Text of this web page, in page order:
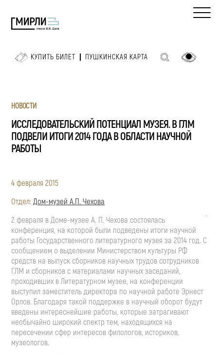
КУПИТЬ БИЛЕТ ПУШКИНСКАЯ КАРТА
НОВОСТИ
ИССЛЕДОВАТЕЛЬСКИЙ ПОТЕНЦИАЛ МУЗЕЯ. В ГЛМ
ПОДВЕЛИ ИТОГИ 2014 ГОДА В ОБЛАСТИ НАУЧНОЙ
РАБОТЫ
4 февраля 2015
Отдел:Дом-музей А.П. Чехова
2 февраля в Доме-музее А. П. Чехова состоялась
конференция, на которой были подведены итоги научной
работы Государственного литературного музея за 2014 год. С
сообщением о выделении Министерством культуры РФ
средств на выпуск сборников научных трудов сотрудников
ГЛМ и сборников с материалами научных заседаний,
проходивших в Литературном музее, на конференции
выступил заместитель директора по научной работе Эрнест
Орлов. Благодаря такой поддержке в научный оборот будут
введены интереснейшие работы, которые затрагивают
необычайно широкий спектр тем, находящихся на
пересечении сфер интересов филологов, историков,
музеологов.